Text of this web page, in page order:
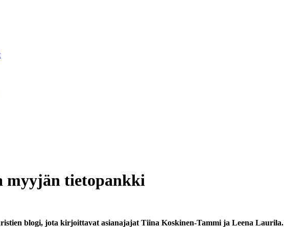
myyjän tietopankki
blogi, jota kirjoittavat asianajajat Tiina Koskinen-Tammi ja Leena Laurila.